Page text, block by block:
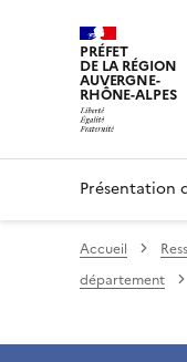
PRÉFET
DE LA RÉGION
AUVERGNE-
RHÔNE-ALPES
Présentation
Accueil
département